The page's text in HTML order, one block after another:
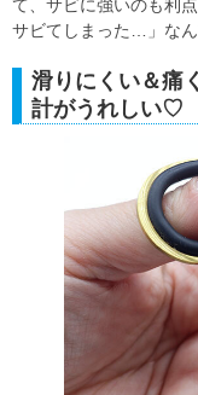
て、サビに強いのも利
サビてしまった…」なん
滑りにくい＆痛
計がうれしい♡